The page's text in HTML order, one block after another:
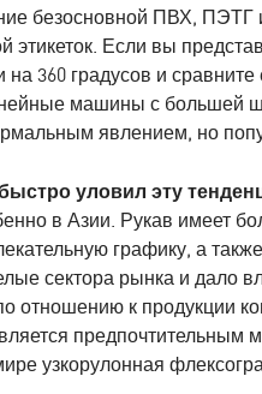
безосновной ПВХ, ПЭТГ
этикеток. Если вы
на 360 градусов и
машины с большей
явлением, но
уловил эту
в Азии. Рукав имеет
графику, а
сектора рынка и дало
отношению к продукции
предпочтительным
узкорулонная